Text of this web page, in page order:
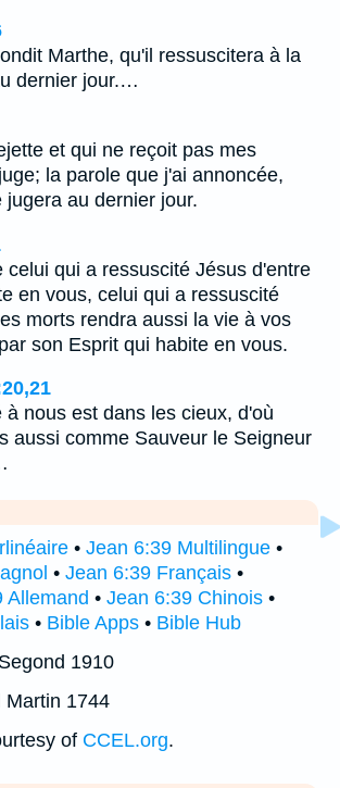
Marthe, qu'il ressuscitera à la
dernier jour.…
et qui ne reçoit pas mes
la parole que j'ai annoncée,
jugera au dernier jour.
celui qui a ressuscité Jésus d'entre
en vous, celui qui a ressuscité
morts rendra aussi la vie à vos
son Esprit qui habite en vous.
à nous est dans les cieux, d'où
aussi comme Sauveur le Seigneur
• Jean 6:39 Multilingue •
• Jean 6:39 Français •
Allemand • Jean 6:39 Chinois •
• Bible Apps • Bible Hub
1910
Martin 1744
of CCEL.org.